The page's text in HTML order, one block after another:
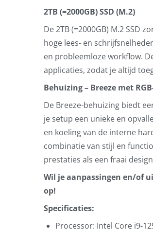
2TB (=2000GB) SSD (M.2)
De 2TB (=2000GB) M.2 SSD
hoge lees- en
en probleemloze workflow.
applicaties, zodat je altijd
Behuizing – Breeze met
De Breeze-behuizing biedt
je setup een unieke en
en koeling van de interne
combinatie van stijl en
prestaties als een fraai
Wil je aanpassingen en/of
op!
Specificaties:
Processor: Intel Core i9-